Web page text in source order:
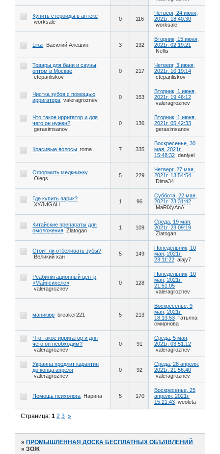
Купить стероиды в аптеке
worksale
0 116
Четверг, 24 июня,
2021г. 18:40:30
worksale
Linzi Василий Алёшин 3 132
Вторник, 15 июня,
2021г. 02:19:21
Nellis
Товары для бани и сауны
оптом в Москве
ctepanliskov
0 217
Четверг, 3 июня,
2021г. 10:19:14
ctepanliskov
Чистка зубов с помощью
ирригатора valeragroznev 0 153
Вторник, 1 июня,
2021г. 19:46:12
valeragroznev
Что такое ирригатор и для
чего он нужен?
gerasimsanov
0 136
Вторник, 1 июня,
2021г. 05:42:33
gerasimsanov
Красивые волосы toma 7 335
Воскресенье, 30
мая, 2021г.
15:48:32 daniyel
Оформить медкнижку
Olegs
5 229
Четверг, 27 мая,
2021г. 13:54:54
Dima34
Где купить парик?
ХУЛИGАН
1 96
Суббота, 22 мая,
2021г. 23:31:42
MaRiXyAnA
Китайские препараты для
омоложения Zlatogan 1 109
Среда, 19 мая,
2021г. 23:09:19
Zlatogan
Стоит ли отбеливать зубы?
Великий хан
5 149
Понедельник, 10
мая, 2021г.
23:11:22 alajy7
Реабилитационный центр
«Майпсихелс»
valeragroznev
0 128
Понедельник, 10
мая, 2021г.
21:51:05
valeragroznev
маникюр breaker221 5 213
Воскресенье, 9
мая, 2021г.
18:13:53 татьяна
смирнова
Что такое ирригатор и для
чего он необходим?
valeragroznev
0 91
Среда, 5 мая,
2021г. 03:51:12
valeragroznev
Украина продлит карантин
до конца апреля
valeragroznev
0 92
Среда, 28 апреля,
2021г. 21:56:40
valeragroznev
Помощь психолога Нарина 5 170
Воскресенье, 25
апреля, 2021г.
15:21:43 weoleta
Страница:1 2 3 »
»ПРОМЫШЛЕННАЯ ДОСКА БЕСПЛАТНЫХ ОБЪЯВЛЕНИЙ
»ЗОЖ